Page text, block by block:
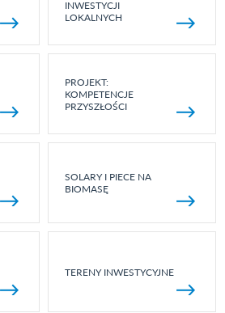
INWESTYCJI
LOKALNYCH
PROJEKT:
KOMPETENCJE
PRZYSZŁOŚCI
SOLARY I PIECE NA
BIOMASĘ
TERENY INWESTYCYJNE